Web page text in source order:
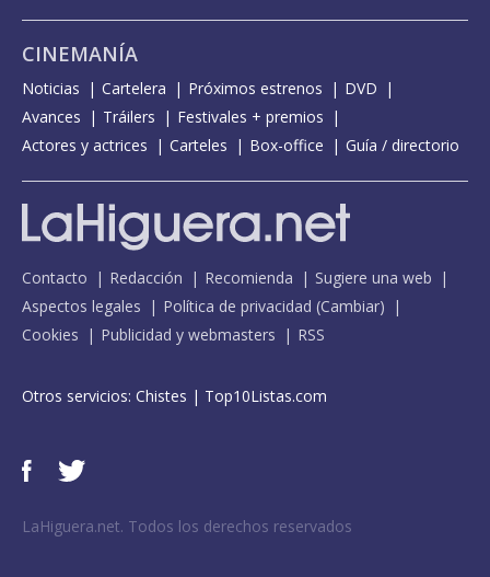
CINEMANÍA
Noticias Cartelera Próximos estrenos
DVD
Avances
Tráilers
Festivales + premios
Actores y actrices
Carteles Box-office Guía / directorio
Contacto Redacción Recomienda
Sugiere una web
Aspectos legales
Política de privacidad (Cambiar)
Cookies
Publicidad y webmasters RSS
Otros servicios: Chistes | Top10Listas.com
LaHiguera.net. Todos los derechos reservados